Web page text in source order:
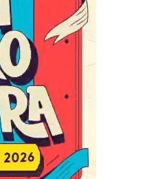
será permitido apenas